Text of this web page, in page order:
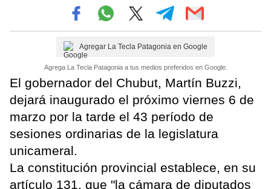
Agregar La Tecla Patagonia en Google
Agrega La Tecla Patagonia a tus medios preferidos en Google.
El gobernador del Chubut, Martín Buzzi,
dejará inaugurado el próximo viernes 6 de
marzo por la tarde el 43 período de
sesiones ordinarias de la legislatura
unicameral.
La constitución provincial establece, en su
artículo 131, que "la cámara de diputados